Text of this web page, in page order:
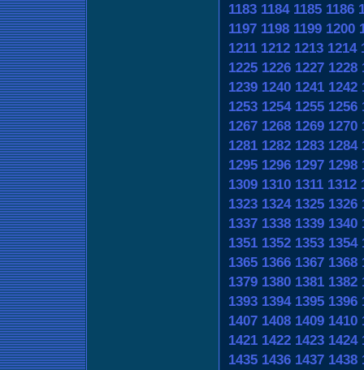
1183 1184 1185 1186
1197 1198 1199 1200
1211 1212 1213 1214
1225 1226 1227 1228
1239 1240 1241 1242
1253 1254 1255 1256
1267 1268 1269 1270
1281 1282 1283 1284
1295 1296 1297 1298
1309 1310 1311 1312
1323 1324 1325 1326
1337 1338 1339 1340
1351 1352 1353 1354
1365 1366 1367 1368
1379 1380 1381 1382
1393 1394 1395 1396
1407 1408 1409 1410
1421 1422 1423 1424
1435 1436 1437 1438